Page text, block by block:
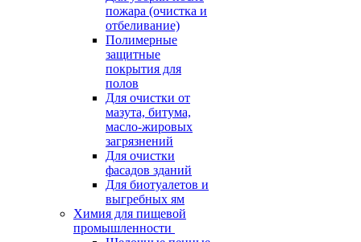
пожара (очистка и
отбеливание)
Полимерные
защитные
покрытия для
полов
Для очистки от
мазута, битума,
масло-жировых
загрязнений
Для очистки
фасадов зданий
Для биотуалетов и
выгребных ям
Химия для пищевой
промышленности